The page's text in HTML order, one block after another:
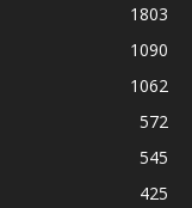
1803
1090
1062
572
545
425